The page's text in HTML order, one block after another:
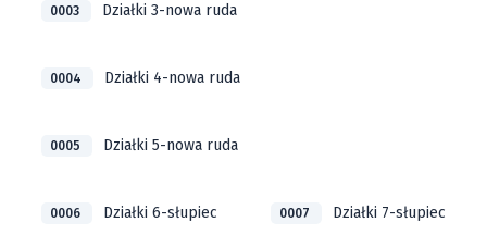
0003 Działki 3-nowa ruda
0004 Działki 4-nowa ruda
0005 Działki 5-nowa ruda
0006 Działki 6-słupiec 0007 Działki 7-słupiec